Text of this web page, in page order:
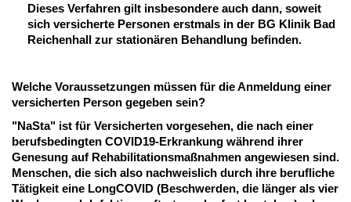
Dieses Verfahren gilt insbesondere auch dann, soweit
sich versicherte Personen erstmals in der BG Klinik Bad
Reichenhall zur stationären Behandlung befinden.
Welche Voraussetzungen müssen für die Anmeldung einer
versicherten Person gegeben sein?
"NaSta" ist für Versicherten vorgesehen, die nach einer
berufsbedingten COVID19-Erkrankung während ihrer
Genesung auf Rehabilitationsmaßnahmen angewiesen sind.
Menschen, die sich also nachweislich durch ihre berufliche
Tätigkeit eine LongCOVID (Beschwerden, die länger als vier